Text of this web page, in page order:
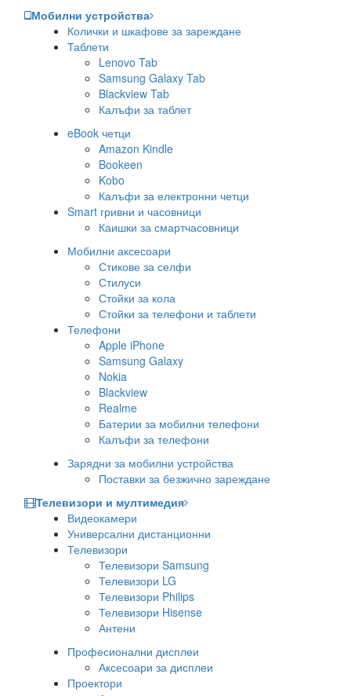
Мобилни устройства
Колички и шкафове за зареждане
Таблети
Lenovo Tab
Samsung Galaxy Tab
Blackview Tab
Калъфи за таблет
eBook четци
Amazon Kindle
Bookeen
Kobo
Калъфи за електронни четци
Smart гривни и часовници
Каишки за смартчасовници
Мобилни аксесоари
Стикове за селфи
Стилуси
Стойки за кола
Стойки за телефони и таблети
Телефони
Apple iPhone
Samsung Galaxy
Nokia
Blackview
Realme
Батерии за мобилни телефони
Калъфи за телефони
Зарядни за мобилни устройства
Поставки за безжично зареждане
Телевизори и мултимедия
Видеокамери
Универсални дистанционни
Телевизори
Телевизори Samsung
Телевизори LG
Телевизори Philips
Телевизори Hisense
Антени
Професионални дисплеи
Аксесоари за дисплеи
Проектори